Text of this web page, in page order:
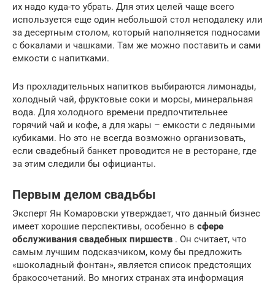
их надо куда-то убрать. Для этих целей чаще всего
используется еще один небольшой стол неподалеку или
за десертным столом, который наполняется подносами
с бокалами и чашками. Там же можно поставить и сами
емкости с напитками.
Из прохладительных напитков выбираются лимонады,
холодный чай, фруктовые соки и морсы, минеральная
вода. Для холодного времени предпочтительнее
горячий чай и кофе, а для жары – емкости с ледяными
кубиками. Но это не всегда возможно организовать,
если свадебный банкет проводится не в ресторане, где
за этим следили бы официанты.
Первым делом свадьбы
Эксперт Ян Комаровски утверждает, что данный бизнес
имеет хорошие перспективы, особенно в сфере
обслуживания свадебных пиршеств . Он считает, что
самым лучшим подсказчиком, кому бы предложить
«шоколадный фонтан», является список предстоящих
бракосочетаний. Во многих странах эта информация